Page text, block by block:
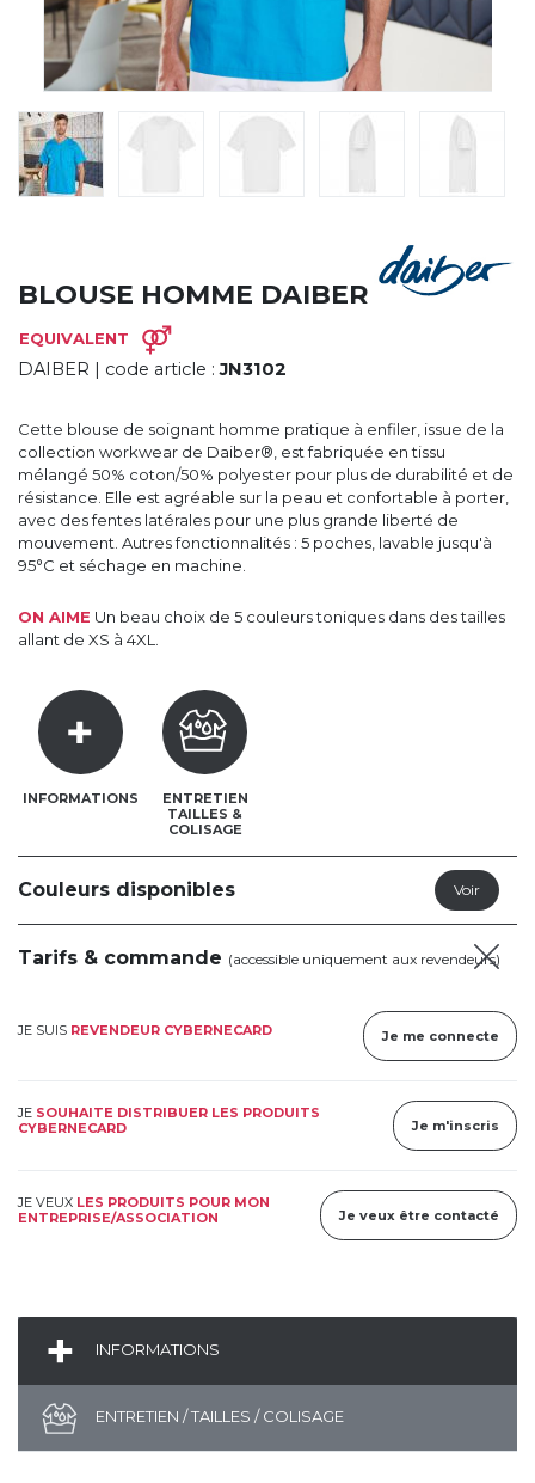
LA SOCIÉTÉ
SERVICES
ROADSHOWS, FORUM DES EXPERTS
CATALOGUES & TARIFS
MARQUES & CERTIFICATS
TECHNIQUES MARQUAGE
BLOUSE HOMME DAIBER
EQUIVALENT
DAIBER | code article :JN3102
Cette blouse de soignant homme pratique à enfiler, issue de la
collection workwear de Daiber®, est fabriquée en tissu
mélangé 50% coton/50% polyester pour plus de durabilité et de
résistance. Elle est agréable sur la peau et confortable à porter,
avec des fentes latérales pour une plus grande liberté de
mouvement. Autres fonctionnalités : 5 poches, lavable jusqu'à
95°C et séchage en machine.
ON AIME Un beau choix de 5 couleurs toniques dans des tailles
allant de XS à 4XL.
INFORMATIONS
ENTRETIEN
TAILLES &
COLISAGE
Couleurs disponibles
Tarifs & commande (accessible uniquement aux revendeurs)
JE SUIS REVENDEUR CYBERNECARD Je me connecte
JE SOUHAITE DISTRIBUER LES PRODUITS
CYBERNECARD
Je m'inscris
JE VEUX LES PRODUITS POUR MON
ENTREPRISE/ASSOCIATION
Je veux être contacté
INFORMATIONS
ENTRETIEN / TAILLES / COLISAGE